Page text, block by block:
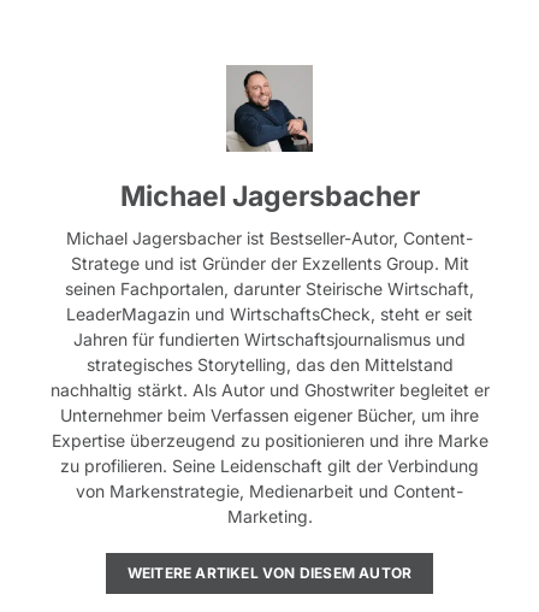
Michael Jagersbacher
Michael Jagersbacher ist Bestseller-Autor, Content-
Stratege und ist Gründer der Exzellents Group. Mit
seinen Fachportalen, darunter Steirische Wirtschaft,
LeaderMagazin und WirtschaftsCheck, steht er seit
Jahren für fundierten Wirtschaftsjournalismus und
strategisches Storytelling, das den Mittelstand
nachhaltig stärkt. Als Autor und Ghostwriter begleitet er
Unternehmer beim Verfassen eigener Bücher, um ihre
Expertise überzeugend zu positionieren und ihre Marke
zu profilieren. Seine Leidenschaft gilt der Verbindung
von Markenstrategie, Medienarbeit und Content-
Marketing.
WEITERE ARTIKEL VON DIESEM AUTOR